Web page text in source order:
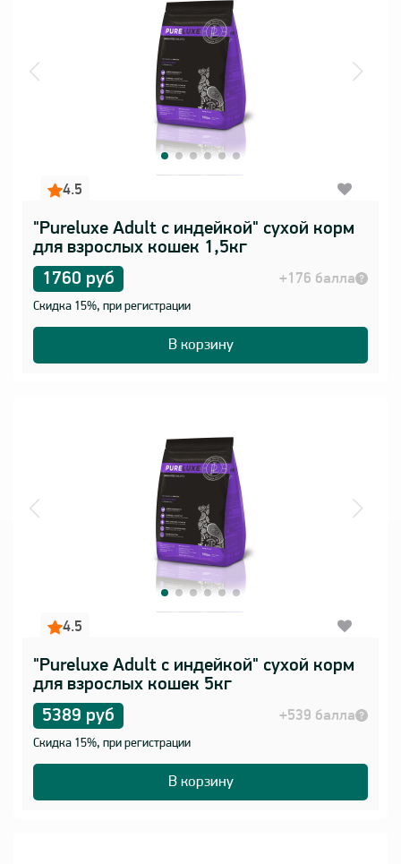
4.5
"Pureluxe Adult с индейкой" сухой корм
для взрослых кошек 1,5кг
1760 руб
+176 балла
Скидка 15%, при регистрации
В корзину
4.5
"Pureluxe Adult с индейкой" сухой корм
для взрослых кошек 5кг
5389 руб
+539 балла
Скидка 15%, при регистрации
В корзину